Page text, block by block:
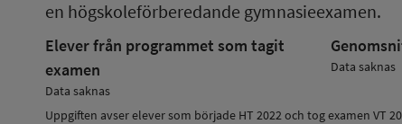
en högskoleförberedande gymnasieexamen.
Elever från programmet som tagit
examen
Data saknas
Data saknas
Uppgiften avser elever som började HT 2022 och tog examen VT